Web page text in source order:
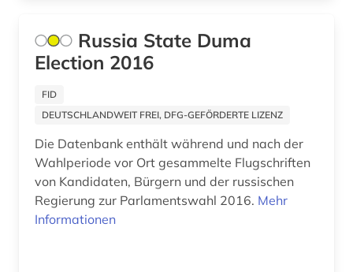
quellen (3)
rechtsgeschichte (1)
rechtswissenschaft (1)
regierungsdokumente (2)
Russia State Duma
Election 2016
FID
DEUTSCHLANDWEIT FREI, DFG-GEFÖRDERTE LIZENZ
Die Datenbank enthält während und nach der
Wahlperiode vor Ort gesammelte Flugschriften
von Kandidaten, Bürgern und der russischen
Regierung zur Parlamentswahl 2016. Mehr
Informationen